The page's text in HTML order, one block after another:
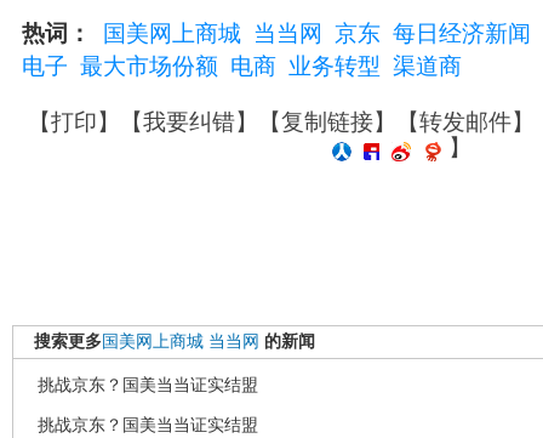
热词： 国美网上商城 当当网 京东 每日经济新闻
电子 最大市场份额 电商 业务转型 渠道商
【打印】【我要纠错】【复制链接】【转发邮件】
】
搜索更多国美网上商城 当当网 的新闻
挑战京东？国美当当证实结盟
挑战京东？国美当当证实结盟